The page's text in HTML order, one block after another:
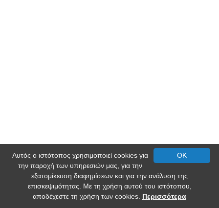
OK
Αυτός ο ιστότοπος χρησιμοποιεί cookies για
την παροχή των υπηρεσιών μας, για την
εξατομίκευση διαφημίσεων και για την ανάλυση της
επισκεψιμότητας. Με τη χρήση αυτού του ιστότοπου,
αποδέχεστε τη χρήση των cookies. Περισσότερα